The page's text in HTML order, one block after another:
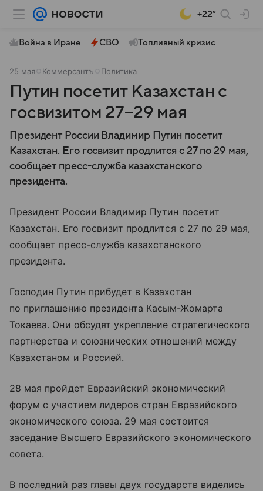
+22°
Война в Иране СВО Топливный кризис
25 мая Коммерсантъ Политика
Путин посетит Казахстан с
госвизитом 27−29 мая
Президент России Владимир Путин посетит
Казахстан. Его госвизит продлится с 27 по 29 мая,
сообщает пресс-служба казахстанского
президента.
Президент России Владимир Путин посетит
Казахстан. Его госвизит продлится с 27 по 29 мая,
сообщает пресс-служба казахстанского
президента.
Господин Путин прибудет в Казахстан
по приглашению президента Касым-Жомарта
Токаева. Они обсудят укрепление стратегического
партнерства и союзнических отношений между
Казахстаном и Россией.
28 мая пройдет Евразийский экономический
форум с участием лидеров стран Евразийского
экономического союза. 29 мая состоится
заседание Высшего Евразийского экономического
совета.
В последний раз главы двух государств виделись